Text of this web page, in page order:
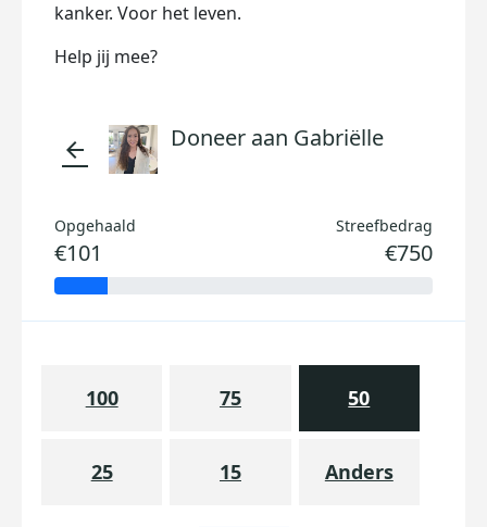
kanker. Voor het leven.
Help jij mee?
arrow_back Doneer aan Gabriëlle
Opgehaald
€101
Streefbedrag
€750
100 75 50
25 15 Anders